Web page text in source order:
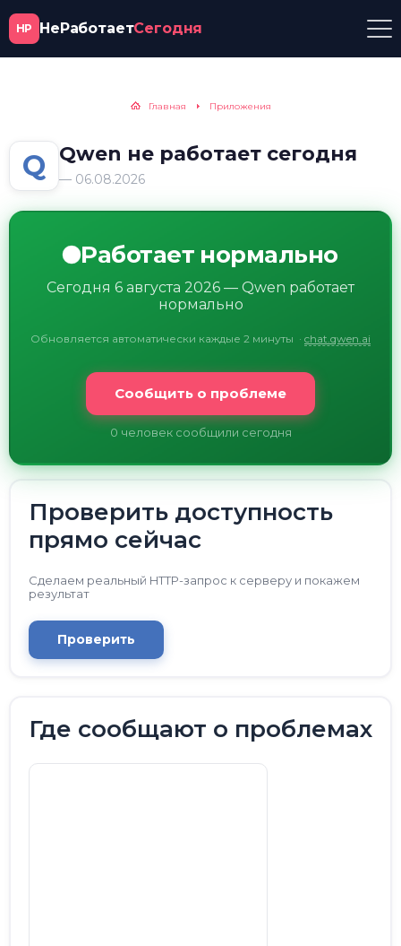
НР НеРаботаетСегодня
Главная Приложения
Q Qwen не работает сегодня
— 06.08.2026
Работает нормально
Сегодня 6 августа 2026 — Qwen работает
нормально
Обновляется автоматически каждые 2 минуты · chat.qwen.ai
Сообщить о проблеме
0 человек сообщили сегодня
Проверить доступность
прямо сейчас
Сделаем реальный HTTP-запрос к серверу и покажем
результат
Проверить
Где сообщают о проблемах